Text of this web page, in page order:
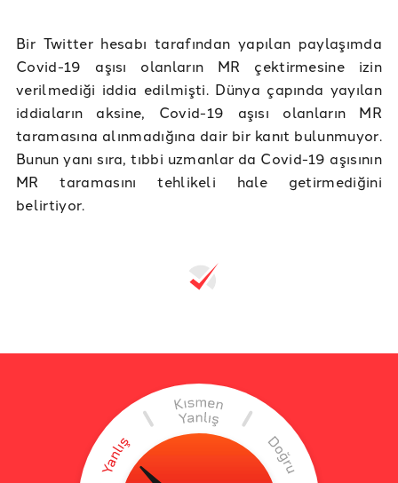
Bir Twitter hesabı tarafından yapılan paylaşımda
Covid-19 aşısı olanların MR çektirmesine izin
verilmediği iddia edilmişti. Dünya çapında yayılan
iddiaların aksine, Covid-19 aşısı olanların MR
taramasına alınmadığına dair bir kanıt bulunmuyor.
Bunun yanı sıra, tıbbi uzmanlar da Covid-19 aşısının
MR taramasını tehlikeli hale getirmediğini
belirtiyor.